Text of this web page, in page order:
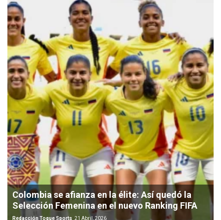
Colombia se afianza en la élite: Así quedó la
Selección Femenina en el nuevo Ranking FIFA
Redacción Toque Sports 21 Abril, 2026